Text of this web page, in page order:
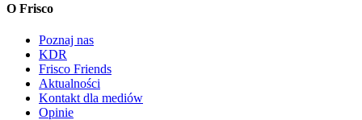
O Frisco
Poznaj nas
KDR
Frisco Friends
Aktualności
Kontakt dla mediów
Opinie